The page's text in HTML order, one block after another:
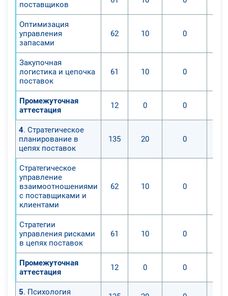
поставщиков
Оптимизация
управления
запасами
62 10 0
Закупочная
логистика и цепочка
поставок
61 10 0
Промежуточная
аттестация
12 0 0
4. Стратегическое
планирование в
цепях поставок
135 20 0
Стратегическое
управление
взаимоотношениями
с поставщиками и
клиентами
62 10 0
Стратегии
управления рисками
в цепях поставок
61 10 0
Промежуточная
аттестация
12 0 0
5. Психология